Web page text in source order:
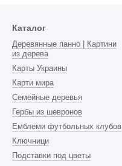
Каталог
Деревянные панно | Картини
из дерева
Карты Украины
Карти мира
Семейные деревья
Гербы из шевронов
Емблеми футбольных клубов
Ключници
Подставки под цветы